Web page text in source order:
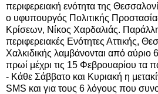
περιφερειακή ενότητα της
ο υφυπουργός Πολιτικής
Κρίσεων, Νίκος Χαρδαλιάς.
περιφερειακές Ενότητες Αττικής,
Χαλκιδικής λαμβάνονται από αύριο
πρωί μέχρι τις 15 Φεβρουαρίου τα
- Κάθε Σάββατο και Κυριακή η
SMS και για τους 6 λόγους που